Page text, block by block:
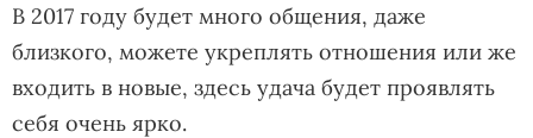
В 2017 году будет много общения, даже
близкого, можете укреплять отношения или же
входить в новые, здесь удача будет проявлять
себя очень ярко.